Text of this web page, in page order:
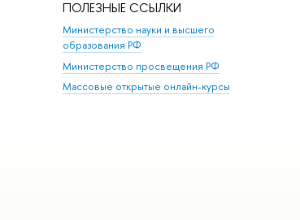
ПОЛЕЗНЫЕ ССЫЛКИ
Министерство науки и высшего
образования РФ
Министерство просвещения РФ
Массовые открытые онлайн-курсы